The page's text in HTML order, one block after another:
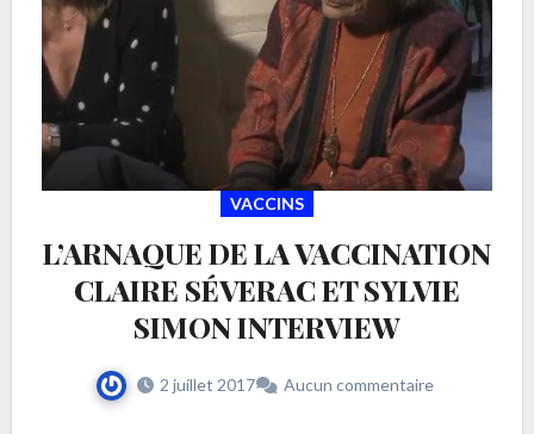
VACCINS
L’ARNAQUE DE LA VACCINATION
CLAIRE SÉVERAC ET SYLVIE
SIMON INTERVIEW
2 juillet 2017 Aucun commentaire